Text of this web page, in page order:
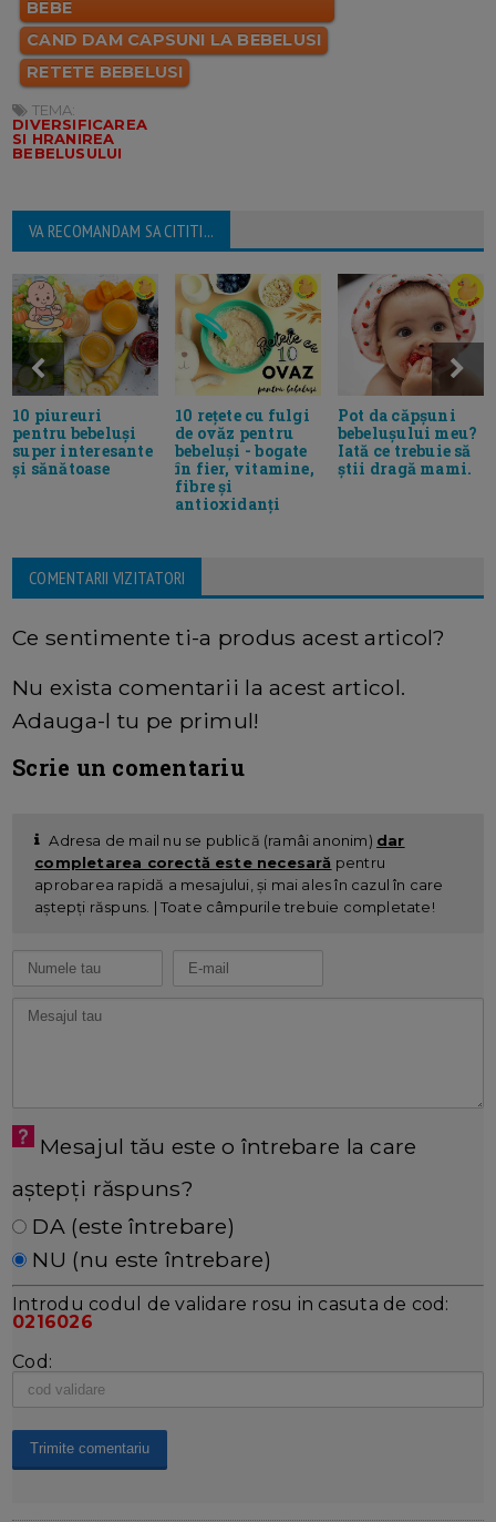
BEBE
CAND DAM CAPSUNI LA BEBELUSI
RETETE BEBELUSI
TEMA:
DIVERSIFICAREA
SI HRANIREA
BEBELUSULUI
VA RECOMANDAM SA CITITI...
10 piureuri
pentru bebeluși
super interesante
și sănătoase
10 rețete cu fulgi
de ovăz pentru
bebeluși - bogate
în fier, vitamine,
fibre și
antioxidanți
Pot da căpșuni
bebelușului meu?
Iată ce trebuie să
știi dragă mami.
COMENTARII VIZITATORI
Ce sentimente ti-a produs acest articol?
Nu exista comentarii la acest articol.
Adauga-l tu pe primul!
Scrie un comentariu
Adresa de mail nu se publică (ramâi anonim) dar
completarea corectă este necesară pentru
aprobarea rapidă a mesajului, și mai ales în cazul în care
aștepți răspuns. | Toate câmpurile trebuie completate!
Mesajul tău este o întrebare la care
aștepți răspuns?
DA (este întrebare)
NU (nu este întrebare)
Introdu codul de validare rosu in casuta de cod:
0216026
Cod: